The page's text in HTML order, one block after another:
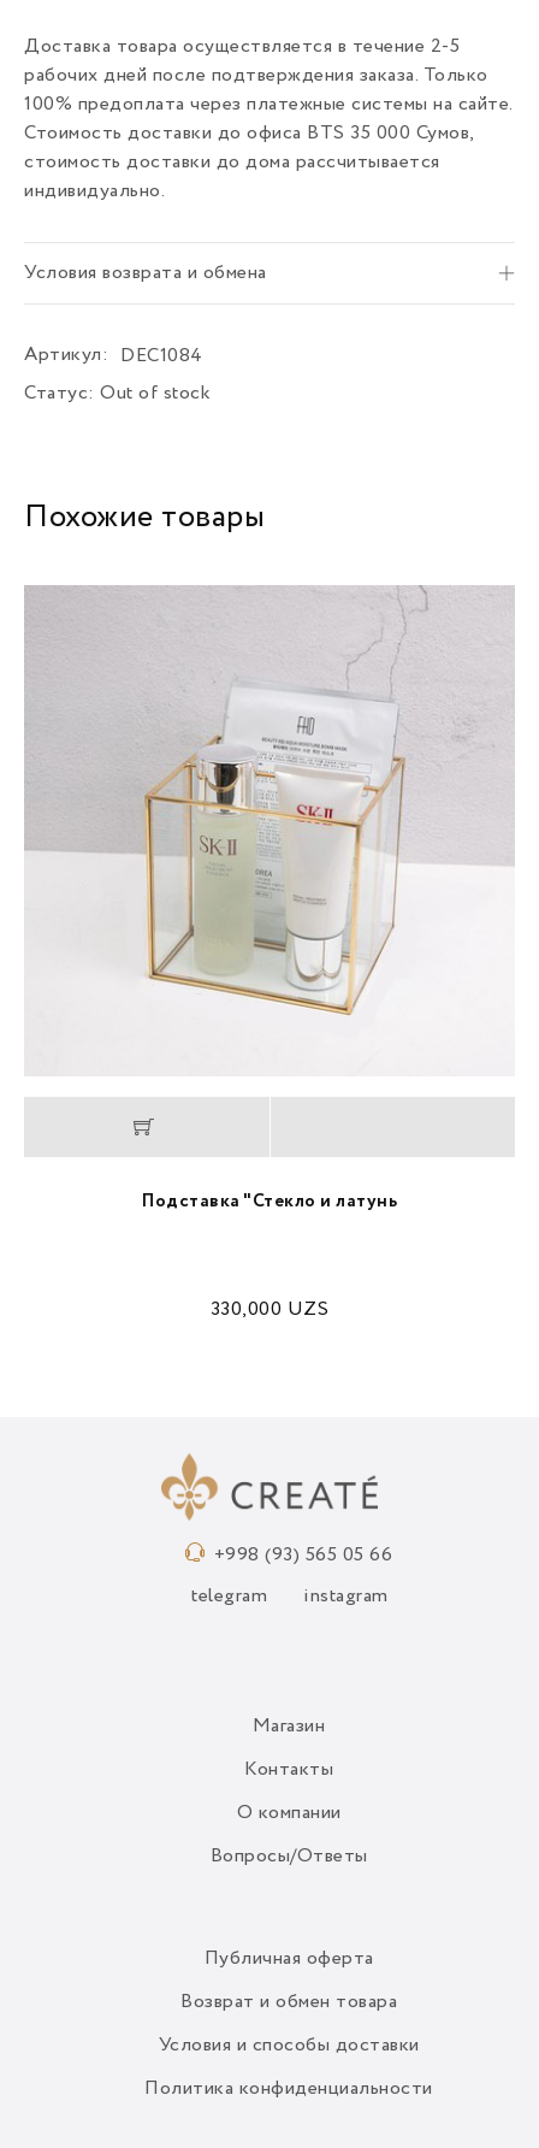
Доставка товара осуществляется в течение 2-5
рабочих дней после подтверждения заказа. Только
100% предоплата через платежные системы на сайте.
Стоимость доставки до офиса BTS 35 000 Сумов,
стоимость доставки до дома рассчитывается
индивидуально.
Условия возврата и обмена
Артикул:
DEC1084
Статус: Out of stock
Похожие товары
Подставка "Стекло и латунь
330,000 UZS
+998 (93) 565 05 66
telegram instagram
Магазин
Контакты
О компании
Вопросы/Ответы
Публичная оферта
Возврат и обмен товара
Условия и способы доставки
Политика конфиденциальности